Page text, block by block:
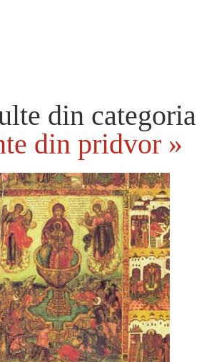
din categoria
din pridvor »